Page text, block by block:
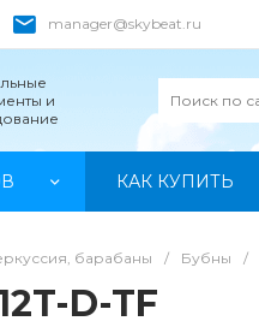
manager@skybeat.ru
и
КАК КУПИТЬ
барабаны / Бубны /
D-TF